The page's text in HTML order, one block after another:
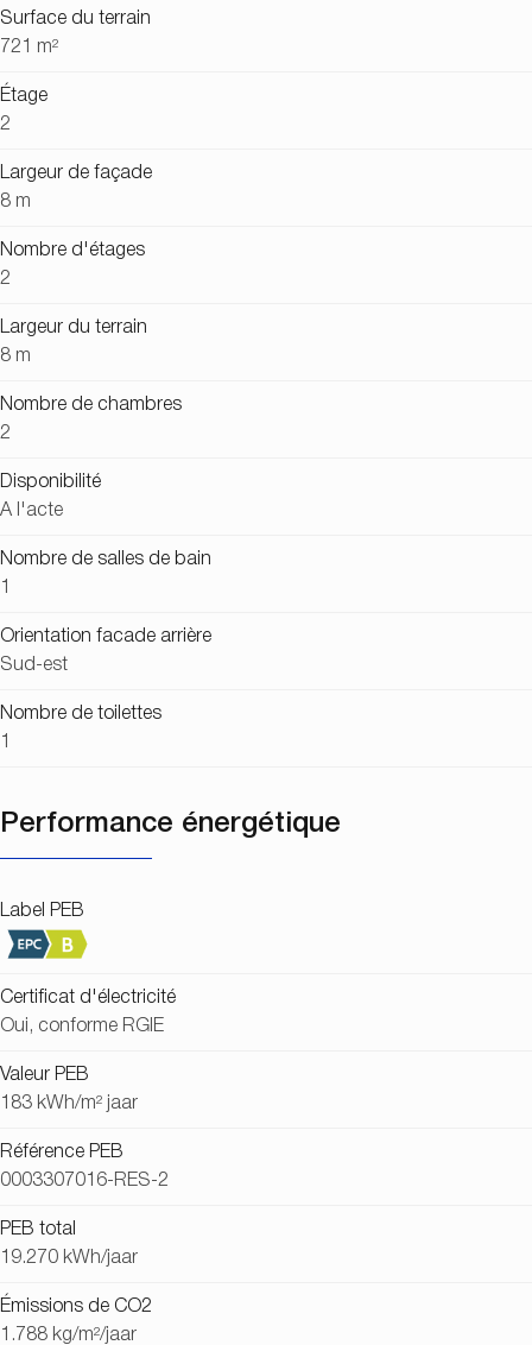
Surface du terrain
721 m²
Étage
2
Largeur de façade
8 m
Nombre d'étages
2
Largeur du terrain
8 m
Nombre de chambres
2
Disponibilité
A l'acte
Nombre de salles de bain
Orientation facade arrière
Sud-est
Nombre de toilettes
Performance énergétique
Label PEB
Certificat d'électricité
Oui, conforme RGIE
Valeur PEB
183 kWh/m² jaar
Référence PEB
0003307016-RES-2
PEB total
19.270 kWh/jaar
Émissions de CO2
1.788 kg/m²/jaar